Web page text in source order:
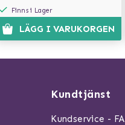
Finns i Lager
LÄGG I VARUKORGEN
Kundtjänst
Kundservice -